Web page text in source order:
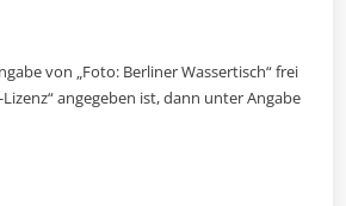
von „Foto: Berliner Wassertisch“ frei
angegeben ist, dann unter Angabe